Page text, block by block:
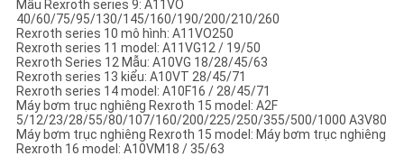
Mẫu Rexroth series 9: A11VO
40/60/75/95/130/145/160/190/200/210/260
Rexroth series 10 mô hình: A11VO250
Rexroth series 11 model: A11VG12 / 19/50
Rexroth Series 12 Mẫu: A10VG 18/28/45/63
Rexroth series 13 kiểu: A10VT 28/45/71
Rexroth series 14 model: A10F16 / 28/45/71
Máy bơm trục nghiêng Rexroth 15 model: A2F
5/12/23/28/55/80/107/160/200/225/250/355/500/1000 A3V80
Máy bơm trục nghiêng Rexroth 15 model: Máy bơm trục nghiêng
Rexroth 16 model: A10VM18 / 35/63